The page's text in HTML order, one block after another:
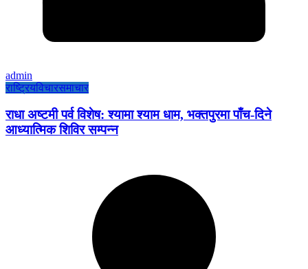
admin
राष्ट्रियविचारसमाचार
राधा अष्टमी पर्व विशेष: श्यामा श्याम धाम, भक्तपुरमा पाँच-दिने
आध्यात्मिक शिविर सम्पन्न